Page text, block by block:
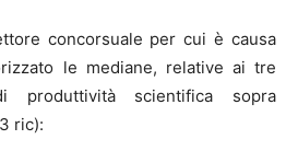
concorsuale per cui è causa
le mediane, relative ai tre
produttività scientifica sopra
ric):